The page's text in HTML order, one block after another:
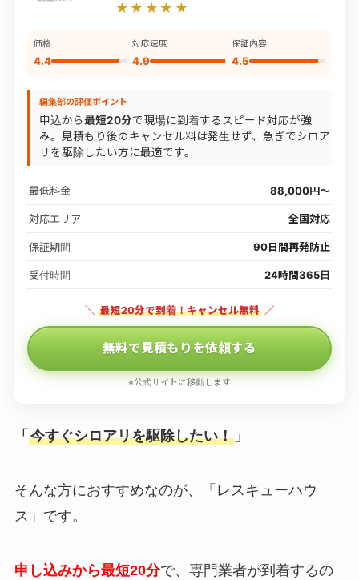
★★★★★
価格
4.4
対応速度
4.9
保証内容
4.5
編集部の評価ポイント
申込から最短20分で現場に到着するスピード対応が強
み。見積もり後のキャンセル料は発生せず、急ぎでシロア
リを駆除したい方に最適です。
最低料金 88,000円〜
対応エリア 全国対応
保証期間 90日間再発防止
受付時間 24時間365日
＼ 最短20分で到着！キャンセル無料 ／
無料で見積もりを依頼する
※公式サイトに移動します
「 今すぐシロアリを駆除したい！」
そんな方におすすめなのが、「レスキューハウ
ス」です。
申し込みから最短20分で、専門業者が到着するの